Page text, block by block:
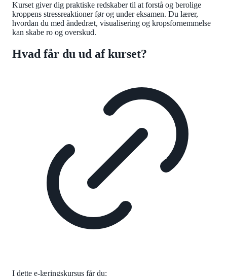
Kurset giver dig praktiske redskaber til at forstå og berolige
kroppens stressreaktioner før og under eksamen. Du lærer,
hvordan du med åndedræt, visualisering og kropsfornemmelse
kan skabe ro og overskud.
Hvad får du ud af kurset?
I dette e-læringskursus får du: